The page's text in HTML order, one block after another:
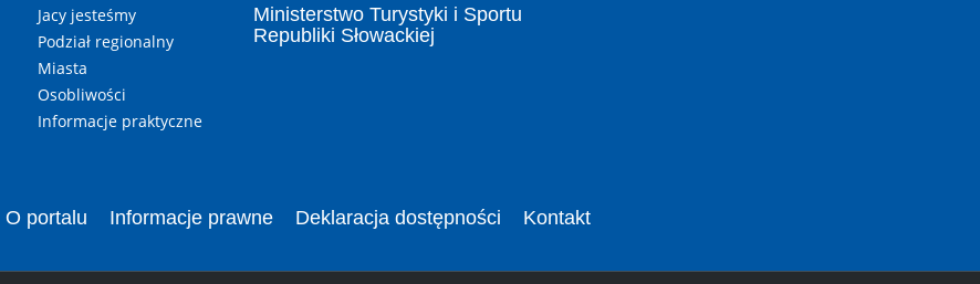
Jacy jesteśmy
Podział regionalny
Miasta
Osobliwości
Informacje praktyczne
Ministerstwo Turystyki i Sportu
Republiki Słowackiej
O portalu Informacje prawne Deklaracja dostępności Kontakt